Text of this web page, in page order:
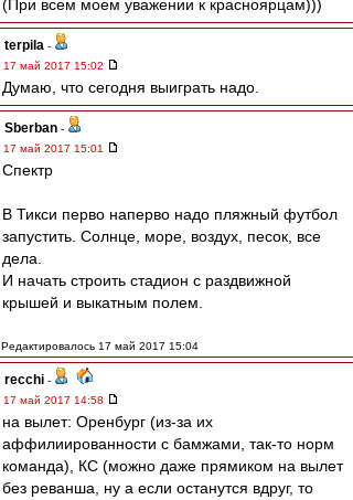
(При всем моем уважении к красноярцам)))
terpila -
17 май 2017 15:02
Думаю, что сегодня выиграть надо.
Sberban -
17 май 2017 15:01
Спектр
В Тикси перво наперво надо пляжный футбол
запустить. Солнце, море, воздух, песок, все
дела.
И начать строить стадион с раздвижной
крышей и выкатным полем.
Редактировалось 17 май 2017 15:04
recchi -
17 май 2017 14:58
на вылет: Оренбург (из-за их
аффилиированности с бамжами, так-то норм
команда), КС (можно даже прямиком на вылет
без реванша, ну а если останутся вдруг, то